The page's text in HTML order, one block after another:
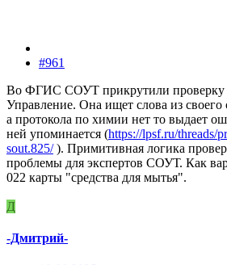
#961
Во ФГИС СОУТ прикрутили проверку
Управление. Она ищет слова из своего
а протокола по химии нет то выдает
ней упоминается (https://lpsf.ru/threads/
sout.825/). Примитивная логика
проблемы для экспертов СОУТ. Как
022 карты "средства для мытья".
Д
-Дмитрий-